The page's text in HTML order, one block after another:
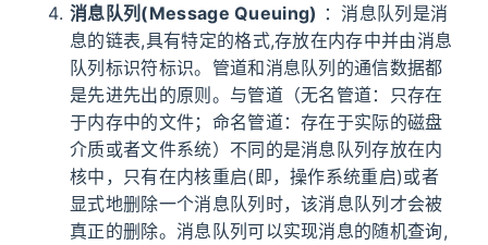
消息队列(Message Queuing) ：消息队列是消
息的链表,具有特定的格式,存放在内存中并由消息
队列标识符标识。管道和消息队列的通信数据都
是先进先出的原则。与管道（无名管道：只存在
于内存中的文件；命名管道：存在于实际的磁盘
介质或者文件系统）不同的是消息队列存放在内
核中，只有在内核重启(即，操作系统重启)或者
显式地删除一个消息队列时，该消息队列才会被
真正的删除。消息队列可以实现消息的随机查询,